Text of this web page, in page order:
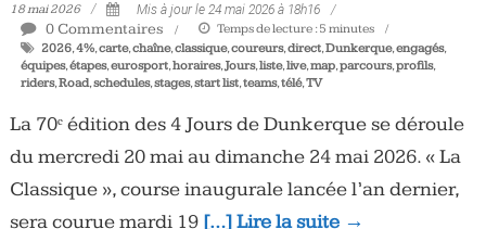
18 mai 2026 Mis à jour le 24 mai 2026 à 18h16
0 Commentaires Temps de lecture : 5 minutes
2026,4%,carte,chaîne,classique,coureurs,direct,Dunkerque,engagés,
équipes,étapes,eurosport,horaires,Jours,liste,live,map,parcours,profils,
riders,Road,schedules,stages,start list,teams,télé,TV
La 70ᵉ édition des 4 Jours de Dunkerque se déroule
du mercredi 20 mai au dimanche 24 mai 2026. « La
Classique », course inaugurale lancée l’an dernier,
sera courue mardi 19 […] Lire la suite →